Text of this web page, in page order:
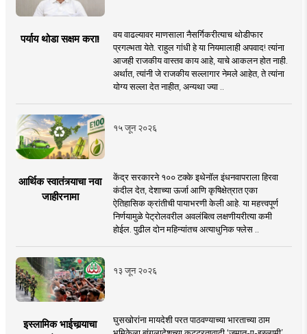
पर्याय थोडा सक्षम करा!
वय वाढल्यावर माणसाला नैसर्गिकरीत्याच थोडीफार
प्रगल्भता येते. राहुल गांधी हे या नियमालाही अपवाद! त्यांना
आजही राजकीय वास्तव काय आहे, याचे आकलन होत नाही.
अर्थात, त्यांनी जे राजकीय सल्लागार नेमले आहेत, ते त्यांना
योग्य सल्ला देत नाहीत, अन्यथा ज्या ..
१५ जून २०२६
आर्थिक स्वातंत्र्याचा नवा
जाहीरनामा
केंद्र सरकारने १०० टक्के इथेनॉल इंधनवापराला हिरवा
कंदील देत, देशाच्या ऊर्जा आणि कृषिक्षेत्रात एका
ऐतिहासिक क्रांतीची पायाभरणी केली आहे. या महत्त्वपूर्ण
निर्णयामुळे पेट्रोलवरील अवलंबित्व लक्षणीयरीत्या कमी
होईल. पुढील दोन महिन्यांतच अत्याधुनिक फ्लेस ..
१३ जून २०२६
इस्लामिक भाईचार्‍याचा
घुसखोरांना मायदेशी परत पाठवण्याच्या भारताच्या ठाम